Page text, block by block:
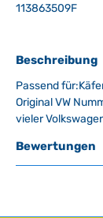
113863509F
Beschreibung
Passend
Original VW
vieler
Bewertungen